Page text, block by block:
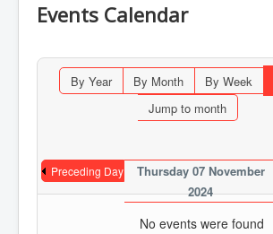
Information
Aktiviteter
Medlem
Events Calendar
By Year By Month By Week
Jump to month
Preceding Day
Thursday 07 November
2024
No events were found